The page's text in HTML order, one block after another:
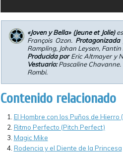
«Joven y Bella» (Jeune et Jolie)
François Ozon. Protagonizada
Rampling, Johan Leysen,
Producida porEric Altmayer y
Vestuario:Pascaline Chavanne.
Rombi.
Contenido relacionado
El Hombre con los Puños de Hierro
Ritmo Perfecto (Pitch Perfect)
Magic Mike
Rodencia y el Diente de la Princesa